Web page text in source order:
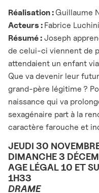
Réalisation : Guillaume
Acteurs : Fabrice
Résumé : Joseph
de celui-ci viennent de
attendaient un enfant
Que va devenir leur
grand-père légitime ?
naissance qui va
sexagénaire part à la
caractère farouche et
JEUDI 30
DIMANCHE 3
AGE LÉGAL 10 ET
1H33
DRAME